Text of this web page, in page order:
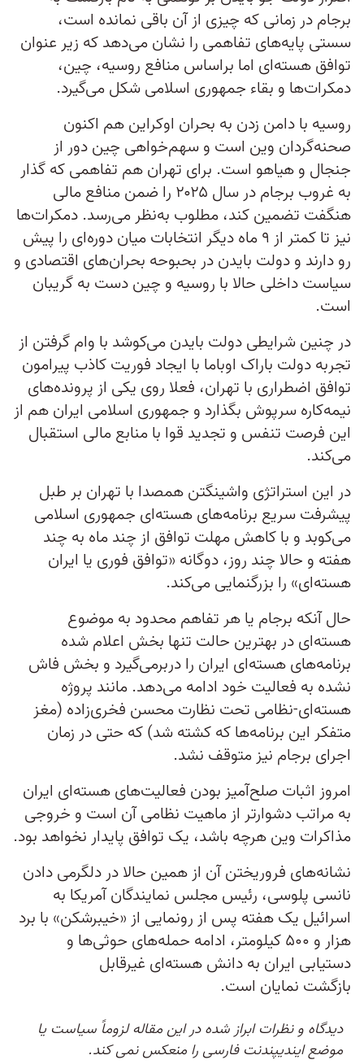
برجام در زمانی که چیزی از آن باقی نمانده است،
سستی پایه‌های تفاهمی را نشان می‌دهد که زیر عنوان
توافق هسته‌ای اما براساس منافع روسیه، چین،
دمکرات‌ها و بقاء جمهوری اسلامی شکل می‌گیرد.
روسیه با دامن زدن به بحران اوکراین هم اکنون
صحنه‌گردان وین است و سهم‌خواهی چین دور از
جنجال و هیاهو است. برای تهران هم تفاهمی که گذار
به غروب برجام در سال ۲۰۲۵ را ضمن منافع مالی
هنگفت تضمین کند، مطلوب به‌نظر می‌رسد. دمکرات‌ها
نیز تا کمتر از ۹ ماه دیگر انتخابات میان ‌دوره‌ای را پیش
رو دارند و دولت بایدن در بحبوحه بحران‌های اقتصادی و
سیاست داخلی حالا با روسیه و چین دست به گریبان
است.
در چنین شرایطی دولت بایدن می‌کوشد با وام گرفتن از
تجربه دولت باراک اوباما با ایجاد فوریت کاذب پیرامون
توافق اضطراری با تهران، فعلا روی یکی از پرونده‌های
نیمه‌کاره سرپوش بگذارد و جمهوری اسلامی ایران هم از
این فرصت تنفس و تجدید قوا با منابع مالی استقبال
می‌کند.
در این استراتژی واشینگتن همصدا با تهران بر طبل
پیشرفت سریع برنامه‌های هسته‌ای جمهوری اسلامی
می‌کوبد و با کاهش مهلت توافق از چند ماه به چند
هفته و حالا چند روز، دوگانه «توافق فوری یا ایران
هسته‌ای» را بزرگنمایی می‌کند.
حال آنکه برجام یا هر تفاهم محدود به موضوع
هسته‌ای در بهترین حالت تنها بخش اعلام شده
برنامه‌های هسته‌ای ایران را دربرمی‌گیرد و بخش فاش
نشده به فعالیت خود ادامه می‌دهد. مانند پروژه
هسته‌ای-نظامی تحت نظارت محسن فخری‌زاده (مغز
متفکر این برنامه‌ها که کشته شد) که حتی در زمان
اجرای برجام نیز متوقف نشد.
امروز اثبات صلح‌آمیز بودن فعالیت‌های هسته‌ای ایران
به مراتب دشوارتر از ماهیت نظامی آن است و خروجی
مذاکرات وین هرچه باشد، یک توافق پایدار نخواهد بود.
نشانه‌های فروریختن آن از همین حالا در دلگرمی دادن
نانسی پلوسی، رئیس مجلس نمایندگان آمریکا به
اسرائیل یک هفته پس از رونمایی از «خیبرشکن» با برد
هزار و ۵۰۰ کیلومتر، ادامه حمله‌های حوثی‌ها و
دستیابی ایران به دانش هسته‌ای غیرقابل
بازگشت نمایان است.
دیدگاه و نظرات ابراز شده در این مقاله لزوماً سیاست یا
موضع ایندیپندنت فارسی را منعکس نمی کند.